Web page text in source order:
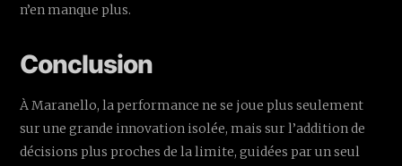
n’en manque plus.
Conclusion
À Maranello, la performance ne se joue plus seulement
sur une grande innovation isolée, mais sur l’addition de
décisions plus proches de la limite, guidées par un seul